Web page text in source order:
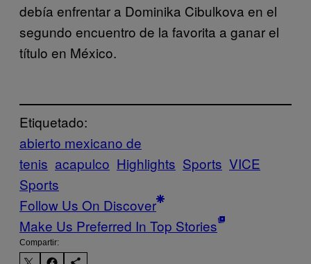
debía enfrentar a Dominika Cibulkova en el
segundo encuentro de la favorita a ganar el
título en México.
Etiquetado:
abierto mexicano de
tenis acapulco Highlights Sports VICE
Sports
Follow Us On Discover
Make Us Preferred In Top Stories
Compartir: